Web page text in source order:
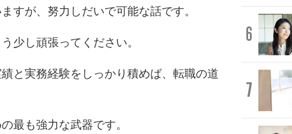
すが、努力しだいで可能な話です。
少し頑張ってください。
と実務経験をしっかり積めば、転職の道
最も強力な武器です。
6
7